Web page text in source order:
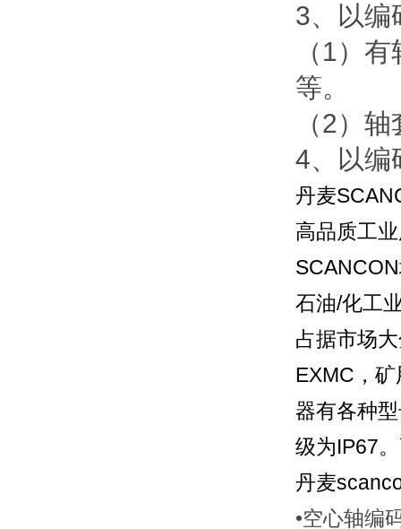
3、以编
（1）
等。
（2）
4、以编
丹麦
高品质工
石油/化工
占据市场
EXMC，
器有各种
级为IP67
丹麦
•空心轴编